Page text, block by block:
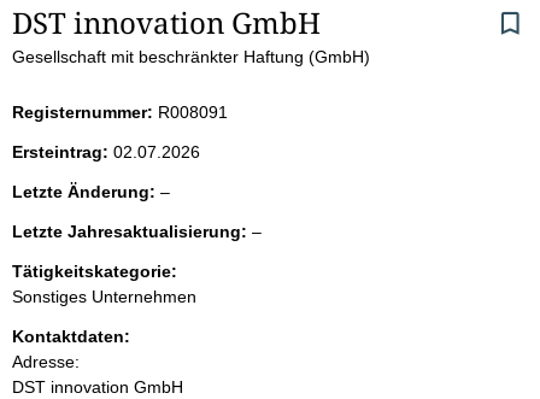
S
e
i
t
e
n
i
n
DST innovation GmbH
Gesellschaft mit beschränkter Haftung (GmbH)
Registernummer: R008091
Ersteintrag: 02.07.2026
Letzte Änderung: –l
e
r
Letzte Jahresaktualisierung: –l
Tätigkeitskategorie:
Sonstiges Unternehmen
Kontaktdaten:
Adresse:
DST innovation GmbH